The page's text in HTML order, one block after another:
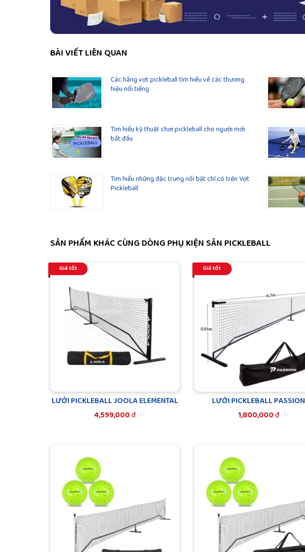
BÀI VIẾT LIÊN QUAN
Các hãng vợt pickleball tìm hiểu về các thương
hiệu nổi tiếng
Tìm hiểu kỹ thuật chơi pickleball cho người mới
bắt đầu
Tìm hiểu những đặc trưng nổi bật chỉ có trên Vợt
Pickleball
SẢN PHẨM KHÁC CÙNG DÒNG PHỤ KIỆN SÂN PICKLEBALL
Giá tốt
LƯỚI PICKLEBALL JOOLA ELEMENTAL
4,599,000đ
Giá tốt
LƯỚI PICKLEBALL PASSION
1,800,000đ